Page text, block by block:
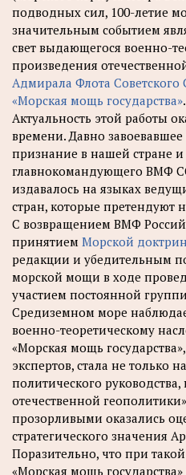
подводных сил, 100-летие
значительным событием
свет выдающегося военно-
произведения
Адмирала Флота Советского
«Морская мощь государства».
Актуальность этой работы
времени. Давно
признание в нашей стране
главнокомандующего ВМФ
издавалось на языках
стран, которые претендуют
С возвращением ВМФ
принятием Морской
редакции и убедительным
морской мощи в ходе
участием постоянной
Средиземном море
военно-теоретическому
«Морская мощь
экспертов, стала не только
политического руководства,
отечественной
прозорливыми оказались
стратегического значения
Поразительно, что при
«Морская мощь